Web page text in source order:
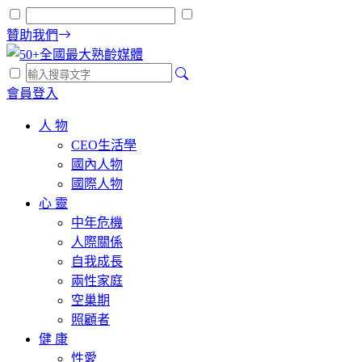
贊助我們
會員登入
人 物
CEO生活學
國內人物
國際人物
心 靈
中年危機
人際關係
自我成長
兩性家庭
空巢期
照顧者
健 康
性愛